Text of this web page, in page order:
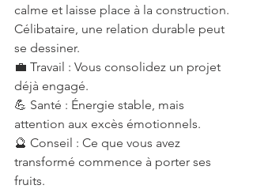
calme et laisse place à la construction.
Célibataire, une relation durable peut
se dessiner.
💼 Travail : Vous consolidez un projet
déjà engagé.
💪 Santé : Énergie stable, mais
attention aux excès émotionnels.
🔮 Conseil : Ce que vous avez
transformé commence à porter ses
fruits.